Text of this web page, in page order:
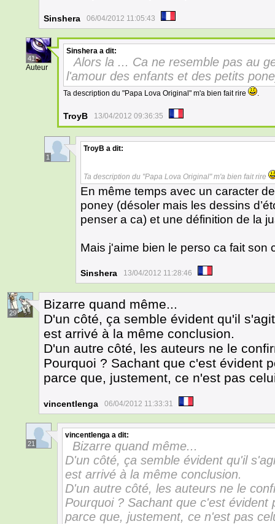
Sinshera 06/04/2012 11:05:43
41
Auteur
Sinshera a dit:
Alors la ... Ca ne resemble pas au
l'amour des enfants et des petits
Ta description du "Papa Lova Original" m'a bien fait rire .
TroyB 13/04/2012 09:36:35
1
TroyB a dit:
Ta description du "Papa Lova Original" m'a bien fait rire
En même temps avec un caracter
poney (désoler mais les dessins
penser a ca) et une définition de la
Mais j'aime bien le perso ca fait son
Sinshera 13/04/2012 11:28:46
29
Bizarre quand même...
D'un côté, ça semble évident qu'il
est arrivé à la même conclusion.
D'un autre côté, les auteurs ne le
Pourquoi ? Sachant que c'est évident
parce que, justement, ce n'est pas
vincentlenga 06/04/2012 11:33:31
21
vincentlenga a dit:
Bizarre quand même...
D'un côté, ça semble évident qu'il
est arrivé à la même conclusion.
D'un autre côté, les auteurs ne le
Pourquoi ? Sachant que c'est
parce que, justement, ce n'est pas